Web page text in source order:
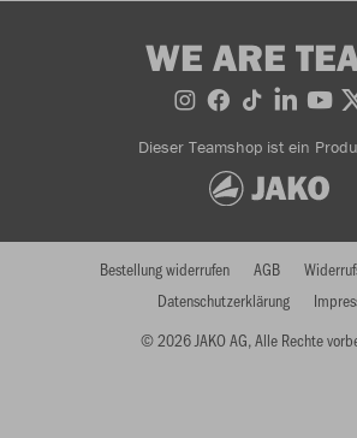
WE ARE
Dieser Teamshop ist ein
© 2026 JAKO AG, Alle Rechte
Bestellung widerrufen AGB
Datenschutzerklärung